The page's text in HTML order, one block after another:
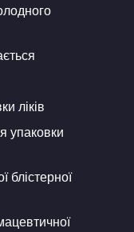
ліків
упаковки